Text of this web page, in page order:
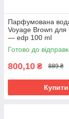
Парфумована
Voyage Brown для
— edp 100 ml
Готово до
800,10 ₴ 889 ₴
Купити